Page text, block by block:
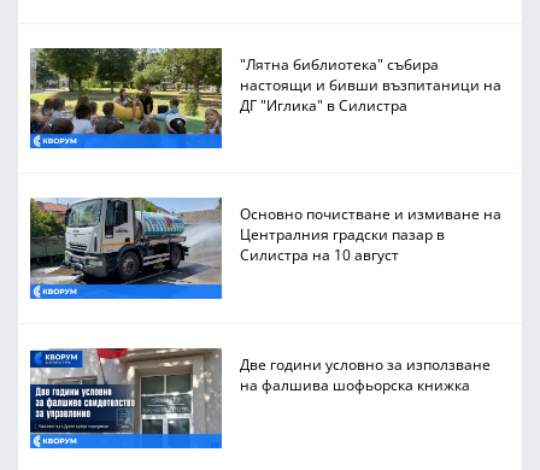
"Лятна библиотека" събира
настоящи и бивши възпитаници на
ДГ "Иглика" в Силистра
Основно почистване и измиване на
Централния градски пазар в
Силистра на 10 август
Две години условно за използване
на фалшива шофьорска книжка